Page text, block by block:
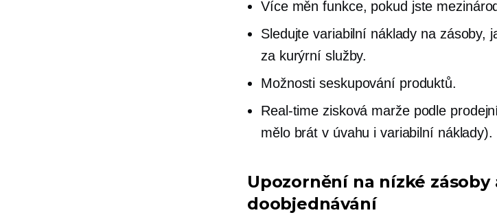
Více měn funkce, pokud jste
Sledujte variabilní náklady na zásoby,
za kurýrní služby.
Možnosti seskupování produktů.
Real-time zisková marže podle
mělo brát v úvahu i variabilní náklady).
Upozornění na nízké zásoby
doobjednávání